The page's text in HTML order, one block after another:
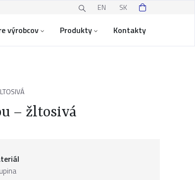
EN SK
výrobcov Produkty Kontakty
– žltosivá